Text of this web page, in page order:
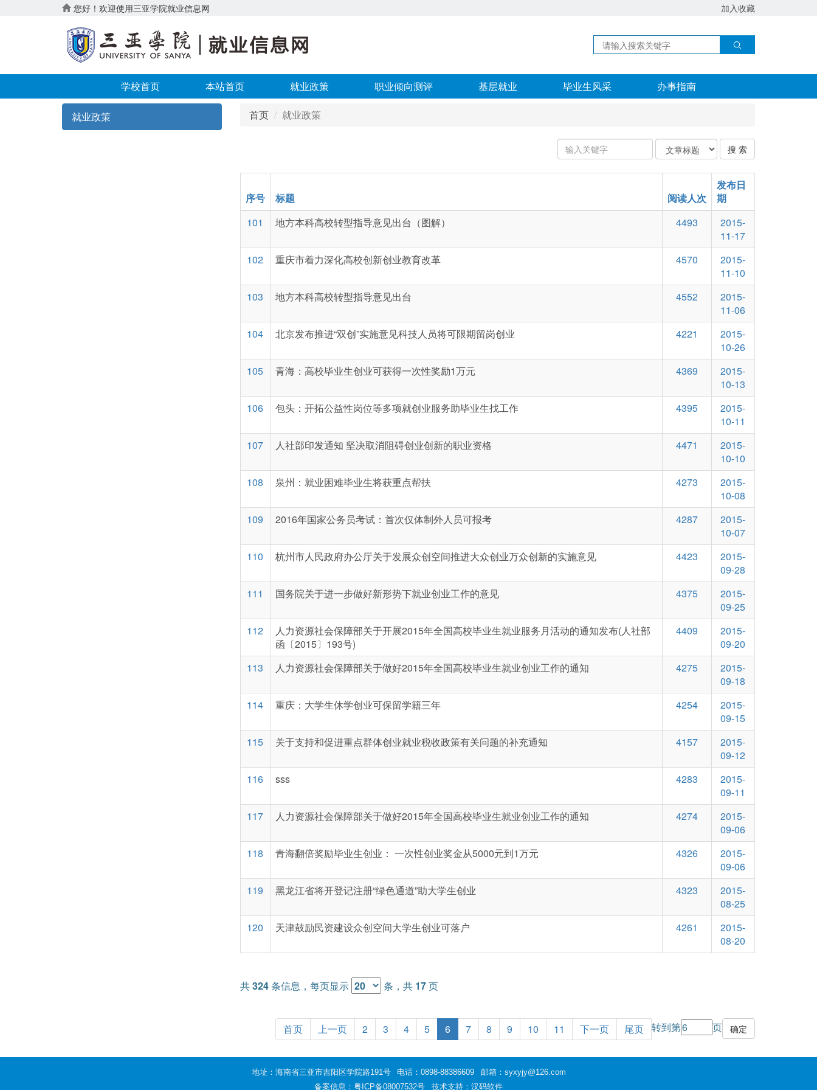
您好！欢迎使用三亚学院就业信息网 加入收藏
学校首页 本站首页 就业政策 职业倾向测评 基层就业 毕业生风采 办事指南
就业政策 首页 就业政策
输
入
关
关
键
字
搜 索
序号 标题 阅读人次
发布日
期
101
地方本科高校转型指导意见出台（图解） 4493
2015-
11-17
102
重庆市着力深化高校创新创业教育改革 4570
2015-
11-10
103
地方本科高校转型指导意见出台 4552
2015-
11-06
104
北京发布推进“双创”实施意见科技人员将可限期留岗创业 4221
2015-
10-26
105
青海：高校毕业生创业可获得一次性奖励1万元 4369
2015-
10-13
106
包头：开拓公益性岗位等多项就创业服务助毕业生找工作 4395
2015-
10-11
107
人社部印发通知 坚决取消阻碍创业创新的职业资格 4471
2015-
10-10
108
泉州：就业困难毕业生将获重点帮扶 4273
2015-
10-08
109
2016年国家公务员考试：首次仅体制外人员可报考 4287
2015-
10-07
110
杭州市人民政府办公厅关于发展众创空间推进大众创业万众创新的实施意见 4423
2015-
09-28
111
国务院关于进一步做好新形势下就业创业工作的意见 4375
2015-
09-25
112
人力资源社会保障部关于开展2015年全国高校毕业生就业服务月活动的通知发布(人社部
函〔2015〕193号)
4409
2015-
09-20
113
人力资源社会保障部关于做好2015年全国高校毕业生就业创业工作的通知 4275
2015-
09-18
114
重庆：大学生休学创业可保留学籍三年 4254
2015-
09-15
115
关于支持和促进重点群体创业就业税收政策有关问题的补充通知 4157
2015-
09-12
116
sss 4283
2015-
09-11
117
人力资源社会保障部关于做好2015年全国高校毕业生就业创业工作的通知 4274
2015-
09-06
118
青海翻倍奖励毕业生创业： 一次性创业奖金从5000元到1万元 4326
2015-
09-06
119
黑龙江省将开登记注册“绿色通道”助大学生创业 4323
2015-
08-25
120
天津鼓励民资建设众创空间大学生创业可落户 4261
2015-
08-20
共324条信息，每页显示 条，共 17页
首页 上一页 2 3 4 5 6 7 8 9 10 11 下一页 尾页 转到第 页
地址：海南省三亚市吉阳区学院路191号 电话：0898-88386609
邮箱：syxyjy@126.com
备案信息：粤ICP备08007532号 技术支持：汉码软件